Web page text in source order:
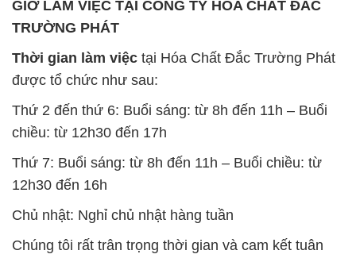
Thứ 2 đến thứ 6: Buổi sáng: từ 8h đến 11h – Buổi
chiều: từ 12h30 đến 17h
Thứ 7: Buổi sáng: từ 8h đến 11h – Buổi chiều: từ
12h30 đến 16h
Chủ nhật: Nghỉ chủ nhật hàng tuần
thủ giờ làm việc để đảm bảo sự hỗ trợ tốt nhất cho
khách hàng và đảm bảo hiệu suất công việc cao
nhất của nhân viên.
BẢN ĐỒ MAP TẠI CÔNG TY HÓA CHẤT ĐẮC